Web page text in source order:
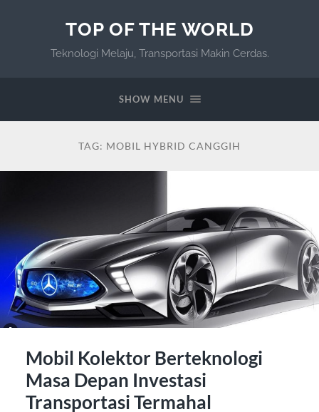
TOP OF THE WORLD
Teknologi Melaju, Transportasi Makin Cerdas.
SHOW MENU
TAG: MOBIL HYBRID CANGGIH
Mobil Kolektor Berteknologi
Masa Depan Investasi
Transportasi Termahal